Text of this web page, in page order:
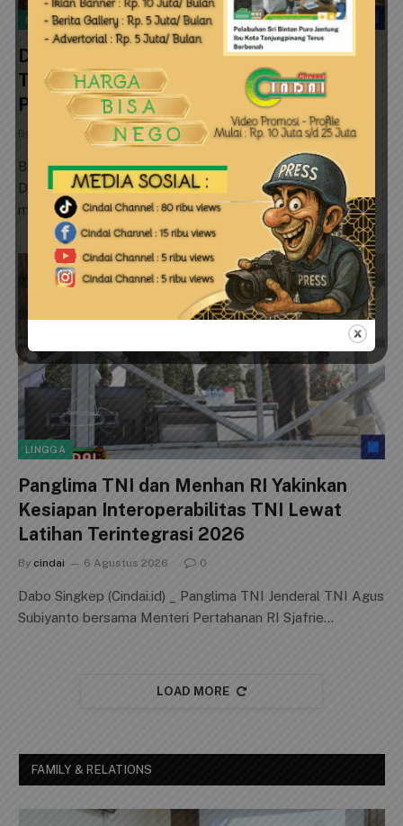
BINTAN
Dukung Kelestarian Lingkungan, Satgas
TMMD Ke-129 Bersihkan Lokasi
Penanaman Mangrove
By 6 Agustus 2026 0
Bintan (Cindai.id) _ Satgas TNI Manunggal Membangun
Desa (TMMD) Ke-129 Kodim 0315/Tanjungpinang
melaksanakan kegiatan pembersihan…
LINGGA
Panglima TNI dan Menhan RI Yakinkan
Kesiapan Interoperabilitas TNI Lewat
Latihan Terintegrasi 2026
By cindai 6 Agustus 2026 0
Dabo Singkep (Cindai.id) _ Panglima TNI Jenderal TNI Agus
Subiyanto bersama Menteri Pertahanan RI Sjafrie…
LOAD MORE
FAMILY & RELATIONS